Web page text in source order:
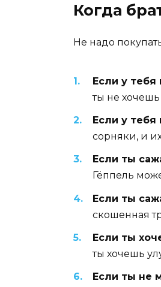
Когда
Не надо
Если у
ты не
Если у
сорняки, и
Если ты
Гёппель
Если ты
скошенная
Если ты
ты хочешь
Если ты не